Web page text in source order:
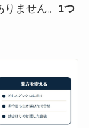
ません。 1つ